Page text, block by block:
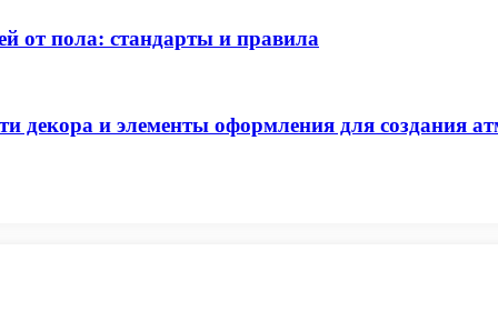
от пола: стандарты и правила
декора и элементы оформления для создания